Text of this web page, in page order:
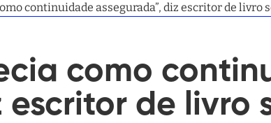
continuidade assegurada”, diz escritor de livro
como
escritor de livro